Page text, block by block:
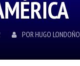
PORHUGO LONDOÑO